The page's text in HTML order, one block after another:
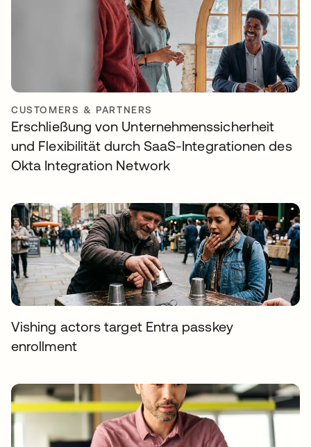
CUSTOMERS & PARTNERS
Erschließung von Unternehmenssicherheit
und Flexibilität durch SaaS-Integrationen des
Okta Integration Network
Vishing actors target Entra passkey
enrollment